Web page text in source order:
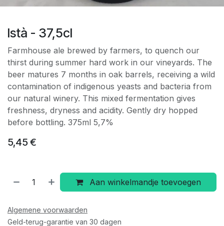
Istà - 37,5cl
Farmhouse ale brewed by farmers, to quench our
thirst during summer hard work in our vineyards. The
beer matures 7 months in oak barrels, receiving a wild
contamination of indigenous yeasts and bacteria from
our natural winery. This mixed fermentation gives
freshness, dryness and acidity. Gently dry hopped
before bottling. 375ml 5,7%
5,45 €
Aan winkelmandje toevoegen
Algemene voorwaarden
Geld-terug-garantie van 30 dagen